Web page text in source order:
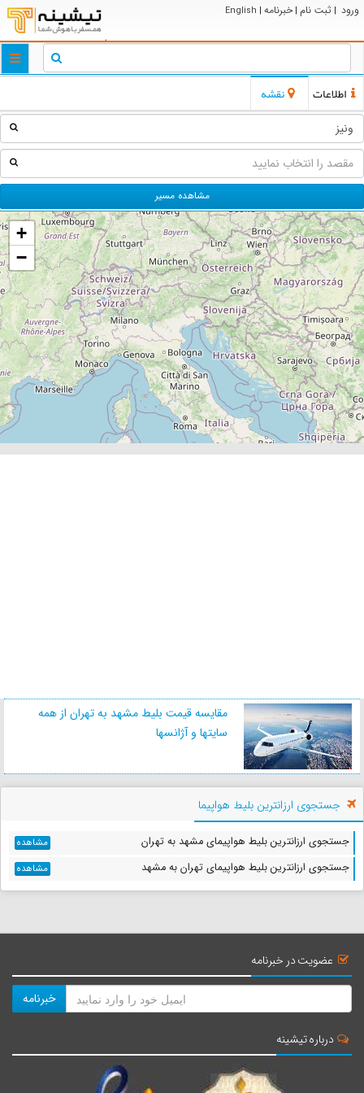
ورود | ثبت نام | خبرنامه |
English
اطلاعات نقشه
مشاهده مسیر
+
−
مقایسه قیمت بلیط مشهد به تهران از همه
سایتها و آژانسها
جستجوی ارزانترین بلیط هواپیما
جستجوی ارزانترین بلیط هواپیمای مشهد به تهران مشاهده
جستجوی ارزانترین بلیط هواپیمای تهران به مشهد مشاهده
عضویت در خبرنامه
خبرنامه
درباره تیشینه